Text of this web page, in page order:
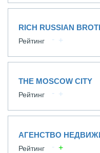
RICH RUSSIAN
Рейтинг
THE MOSCOW CITY
Рейтинг
АГЕНСТВО
Рейтинг